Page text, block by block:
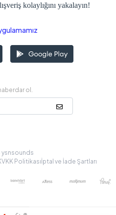
kolaylığını yakalayın!
ol.
ysnsounds
Politikasıİptal ve İade Şartları